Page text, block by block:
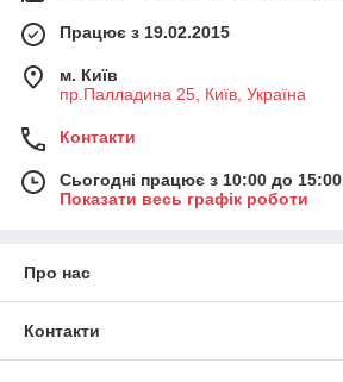
Працює з 19.02.2015
м. Київ
пр.Палладина 25, Київ, Україна
Контакти
Сьогодні працює з 10:00 до 15:00
Показати весь графік роботи
Про нас
Контакти